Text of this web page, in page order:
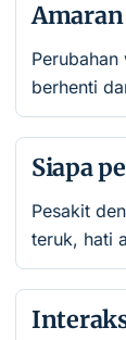
berhenti
Siapa
Pesakit
teruk, hati